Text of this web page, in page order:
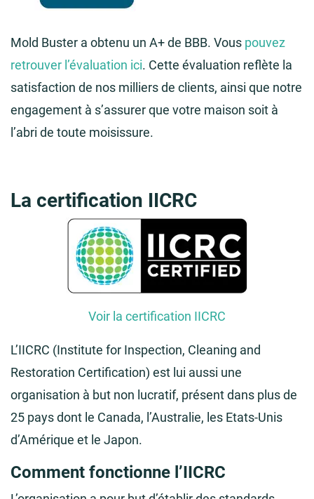
Mold Buster a obtenu un A+ de BBB. Vous pouvez
retrouver l’évaluation ici. Cette évaluation reflète la
satisfaction de nos milliers de clients, ainsi que notre
engagement à s’assurer que votre maison soit à
l’abri de toute moisissure.
La certification IICRC
Voir la certification IICRC
L’IICRC (Institute for Inspection, Cleaning and
Restoration Certification) est lui aussi une
organisation à but non lucratif, présent dans plus de
25 pays dont le Canada, l’Australie, les Etats-Unis
d’Amérique et le Japon.
Comment fonctionne l’IICRC